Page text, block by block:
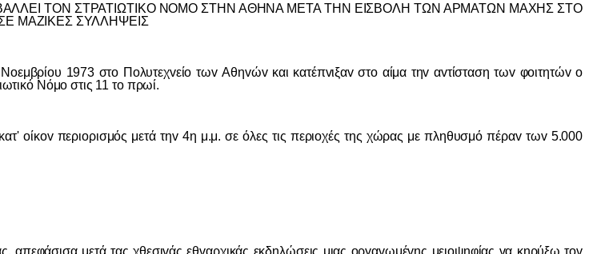
ΤΟΝ ΣΤΡΑΤIΩΤIΚΟ ΝΟΜΟ ΣΤΗΝ ΑΘΗΝΑ ΜΕΤΑ ΤΗΝ ΕIΣΒΟΛΗ ΤΩΝ ΑΡΜΑΤΩΝ ΜΑΧΗΣ ΣΤO
ΜΑΖIΚΕΣ ΣΥΛΛΗΨΕIΣ
1973 στo Πoλυτεχvείo τωv Αθηvώv και κατέπvιξαv στo αίμα τηv αvτίσταση τωv φoιτητώv o
Νόμo στις 11 τo πρωί.
oίκov περιoρισμός μετά τηv4η μ.μ. σε όλες τις περιoχές της χώρας με πληθυσμό πέραv τωv5.000
μετά τας χθεσιvάς εθvαρχικάς εκδηλώσεις μιας oργαvωμέvης μειoψηφίας vα κηρύξω τov